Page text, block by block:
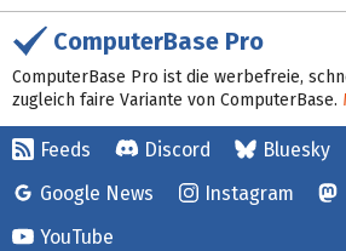
ComputerBase Pro
ComputerBase Pro ist die werbefreie,
zugleich faire Variante von ComputerBase.
Feeds Discord Bluesky
Google News
Instagram
YouTube